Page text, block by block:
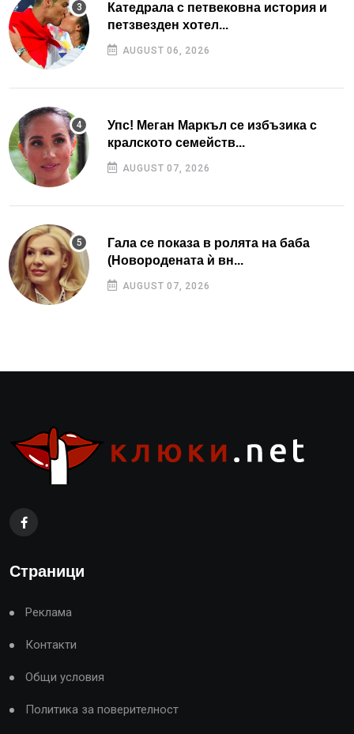
Катедрала с петвековна история и
петзвезден хотел...
AUGUST 06, 2026
Упс! Меган Маркъл се избъзика с
кралското семейств...
AUGUST 07, 2026
Гала се показа в ролята на баба
(Новородената ѝ вн...
AUGUST 07, 2026
Страници
Реклама
Контакти
Общи условия
Политика за поверителност